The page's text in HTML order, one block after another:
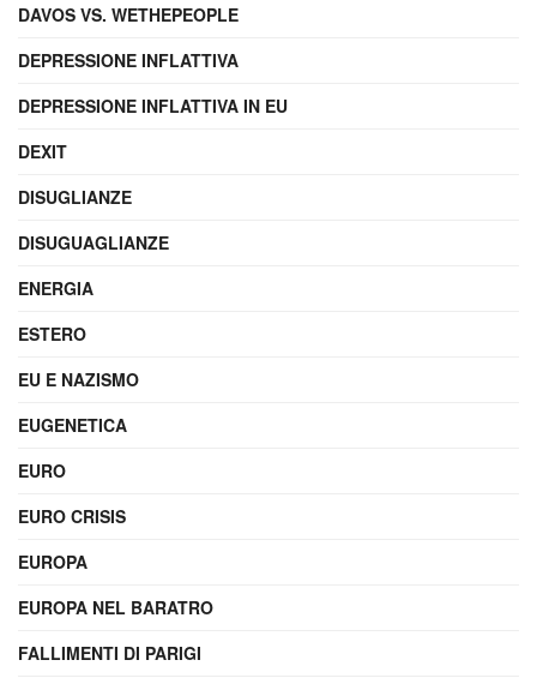
DAVOS VS. WETHEPEOPLE
DEPRESSIONE INFLATTIVA
DEPRESSIONE INFLATTIVA IN EU
DEXIT
DISUGLIANZE
DISUGUAGLIANZE
ENERGIA
ESTERO
EU E NAZISMO
EUGENETICA
EURO
EURO CRISIS
EUROPA
EUROPA NEL BARATRO
FALLIMENTI DI PARIGI